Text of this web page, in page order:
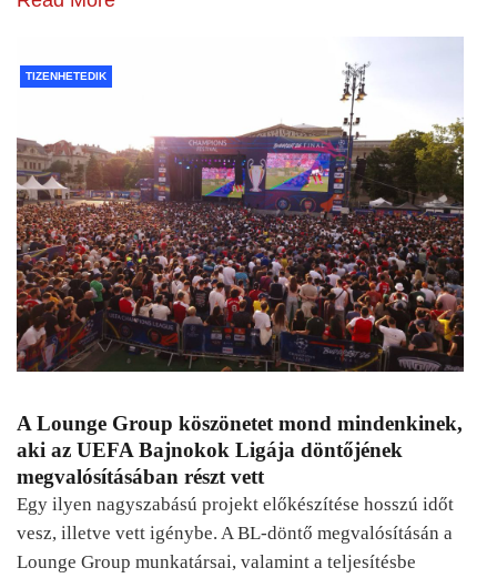
TIZENHETEDIK
A Lounge Group köszönetet mond mindenkinek,
aki az UEFA Bajnokok Ligája döntőjének
megvalósításában részt vett
Egy ilyen nagyszabású projekt előkészítése hosszú időt
vesz, illetve vett igénybe. A BL-döntő megvalósításán a
Lounge Group munkatársai, valamint a teljesítésbe